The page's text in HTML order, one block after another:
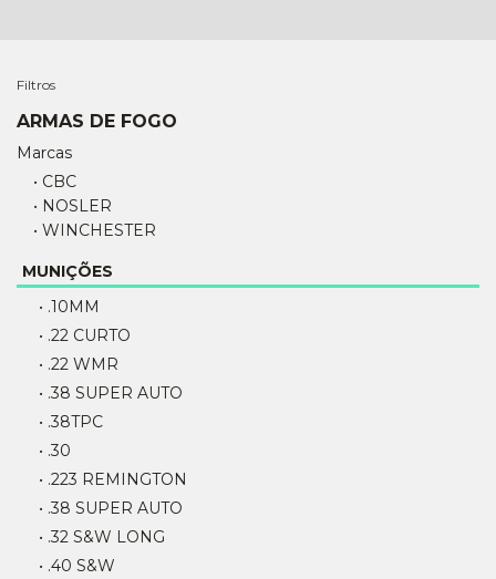
Filtros
ARMAS DE FOGO
Marcas
• CBC
• NOSLER
• WINCHESTER
MUNIÇÕES
• .10MM
• .22 CURTO
• .22 WMR
• .38 SUPER AUTO
• .38TPC
• .30
• .223 REMINGTON
• .38 SUPER AUTO
• .32 S&W LONG
• .40 S&W